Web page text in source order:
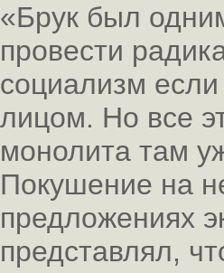
«Брук был
провести
социализм
лицом. Но все
монолита там
Покушение на
предложениях
представлял,